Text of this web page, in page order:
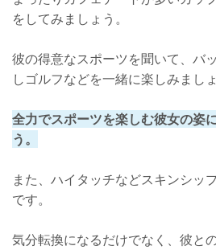
をしてみましょう。
彼の得意なスポーツを聞いて、バ
しゴルフなどを一緒に楽しみましょ
全力でスポーツを楽しむ彼女の姿
う。
また、ハイタッチなどスキンシッ
です。
気分転換になるだけでなく、彼と